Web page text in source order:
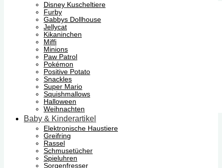
Disney Kuscheltiere
Furby
Gabbys Dollhouse
Jellycat
Kikaninchen
Miffi
Minions
Paw Patrol
Pokémon
Positive Potato
Snackles
Super Mario
Squishmallows
Halloween
Weihnachten
Baby & Kinderartikel
Elektronische Haustiere
Greifring
Rassel
Schmusetücher
Spieluhren
Sorgenfresser